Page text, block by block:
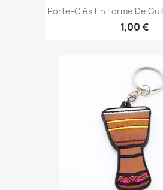
Porte-Clés En Forme De
1,00 €